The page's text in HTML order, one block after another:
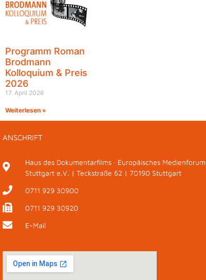
Programm Roman
Brodmann
Kolloquium & Preis
2026
17. April 2026
Weiterlesen »
ANSCHRIFT
Haus des Dokumentarfilms · Europäisches Medienforum
Stuttgart e.V. | Teckstraße 62 | 70190 Stuttgart
0711 929 30900
0711 929 30920
E-Mail